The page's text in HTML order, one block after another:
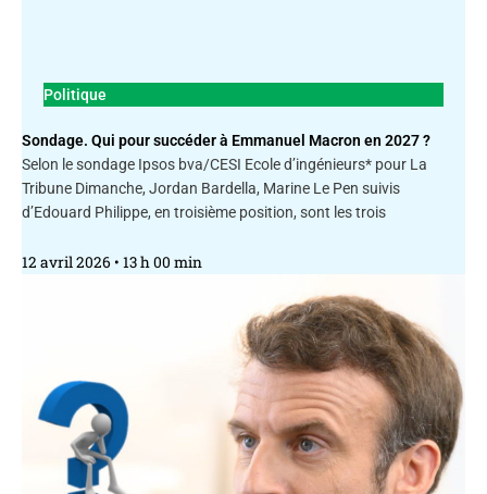
Politique
Sondage. Qui pour succéder à Emmanuel Macron en 2027 ?
Selon le sondage Ipsos bva/CESI Ecole d’ingénieurs* pour La
Tribune Dimanche, Jordan Bardella, Marine Le Pen suivis
d’Edouard Philippe, en troisième position, sont les trois
12 avril 2026 13 h 00 min